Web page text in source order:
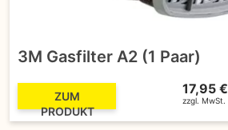
3M Gasfilter A2 (1 Paar)
ZUM
PRODUKT
17,95 €
zzgl. MwSt.